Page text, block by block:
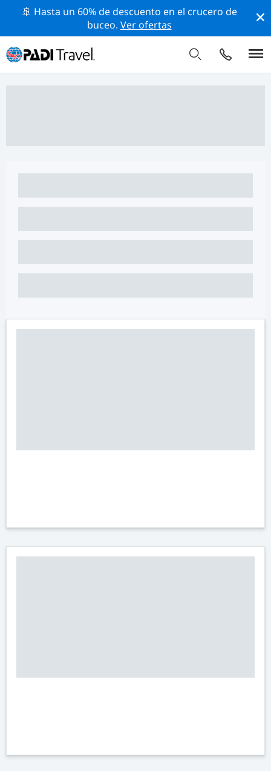
🚢 Hasta un 60% de descuento en el crucero de
buceo. Ver ofertas